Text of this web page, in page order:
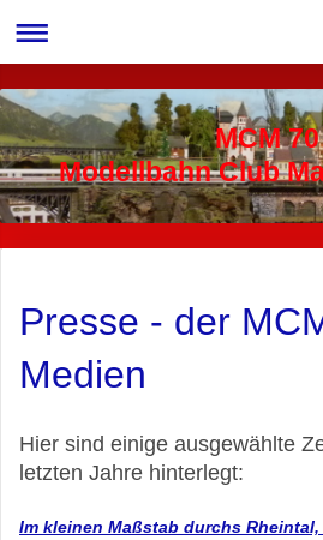
MCM 70
Modellbahn Club
Presse - der
Medien
Hier sind einige ausgewählte
letzten Jahre hinterlegt:
Im kleinen Maßstab durchs Rheintal,